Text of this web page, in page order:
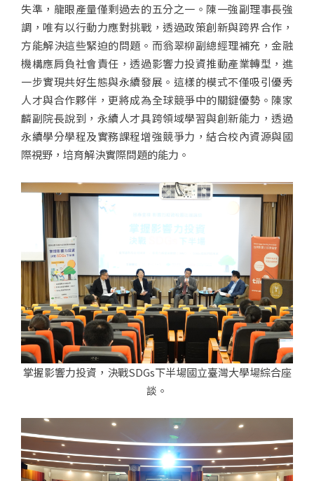
失準，龍眼產量僅剩過去的五分之一。陳一強副理事長強
調，唯有以行動力應對挑戰，透過政策創新與跨界合作，
方能解決這些緊迫的問題。而翁翠柳副總經理補充，金融
機構應肩負社會責任，透過影響力投資推動產業轉型，進
一步實現共好生態與永續發展。這樣的模式不僅吸引優秀
人才與合作夥伴，更將成為全球競爭中的關鍵優勢。陳家
麟副院長說到，永續人才具跨領域學習與創新能力，透過
永續學分學程及實務課程增強競爭力，結合校內資源與國
際視野，培育解決實際問題的能力。
掌握影響力投資，決戰SDGs下半場國立臺灣大學場綜合座
談。